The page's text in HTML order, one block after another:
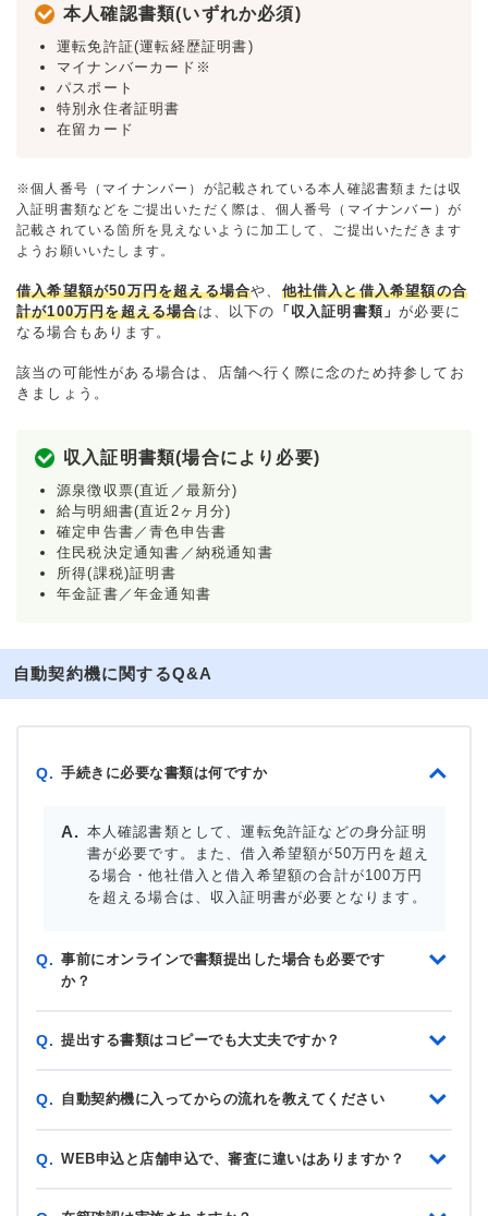
本人確認書類(いずれか必須)
運転免許証(運転経歴証明書)
マイナンバーカード※
パスポート
特別永住者証明書
在留カード
※個人番号（マイナンバー）が記載されている本人確認書類または収
入証明書類などをご提出いただく際は、個人番号（マイナンバー）が
記載されている箇所を見えないように加工して、ご提出いただきます
ようお願いいたします。
借入希望額が50万円を超える場合や、 他社借入と借入希望額の合
計が100万円を超える場合は、以下の 「収入証明書類」が必要に
なる場合もあります。
該当の可能性がある場合は、店舗へ行く際に念のため持参してお
きましょう。
収入証明書類(場合により必要)
源泉徴収票(直近／最新分)
給与明細書(直近2ヶ月分)
確定申告書／青色申告書
住民税決定通知書／納税通知書
所得(課税)証明書
年金証書／年金通知書
自動契約機に関するQ&A
Q. 手続きに必要な書類は何ですか
本人確認書類として、運転免許証などの身分証明
書が必要です。また、借入希望額が50万円を超え
る場合・他社借入と借入希望額の合計が100万円
を超える場合は、収入証明書が必要となります。
Q. 事前にオンラインで書類提出した場合も必要です
か？
Q. 提出する書類はコピーでも大丈夫ですか？
Q. 自動契約機に入ってからの流れを教えてください
Q. WEB申込と店舗申込で、審査に違いはありますか？